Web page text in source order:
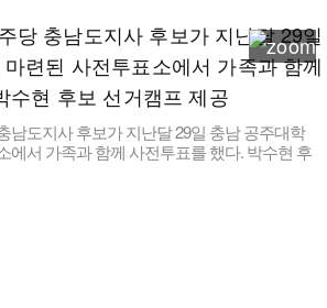
남도지사 후보가 지난달 29일 충남 공주대학
에서 가족과 함께 사전투표를 했다. 박수현 후